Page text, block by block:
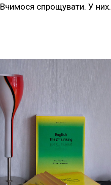
Вчимося спрощувати. У них.